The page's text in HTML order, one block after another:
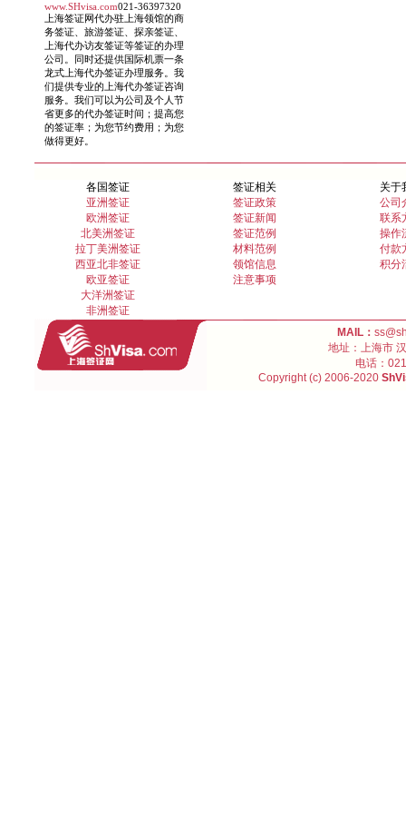
www.SHvisa.com021-36397320
上海签证网代办驻上海领馆的商
务签证、旅游签证、探亲签证、
上海代办访友签证等签证的办理
公司。同时还提供国际机票一条
龙式上海代办签证办理服务。我
们提供专业的上海代办签证咨询
服务。我们可以为公司及个人节
省更多的代办签证时间；提高您
的签证率；为您节约费用；为您
做得更好。
各国签证
亚洲签证
欧洲签证
北美洲签证
拉丁美洲签证
西亚北非签证
欧亚签证
大洋洲签证
非洲签证
签证相关
签证政策
签证新闻
签证范例
材料范例
领馆信息
注意事项
关于
公司
联系
操作
付款
积分
MAIL：
地址：上海市
电话：
Copyright (c) 2006-2020